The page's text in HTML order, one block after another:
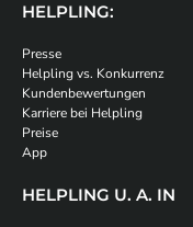
HELPLING:
Presse
Helpling vs. Konkurrenz
Kundenbewertungen
Karriere bei Helpling
Preise
App
HELPLING U. A. IN